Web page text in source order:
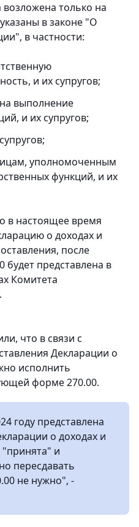
только на
в законе "О
в частности:
и их супругов;
выполнение
и их супругов;
уполномоченным
функций, и их
в настоящее время
о доходах и
после
представлена в
Комитета
что в связи с
Декларации о
исполнить
форме 270.00.
году представлена
о доходах и
"принята" и
пересдавать
не нужно", -